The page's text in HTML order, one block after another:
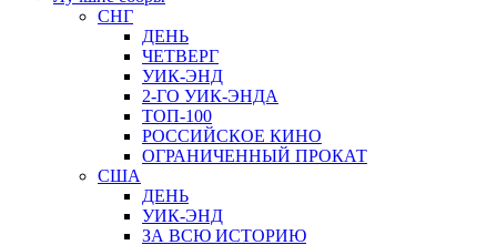
СНГ
ДЕНЬ
ЧЕТВЕРГ
УИК-ЭНД
2-ГО УИК-ЭНДА
ТОП-100
РОССИЙСКОЕ КИНО
ОГРАНИЧЕННЫЙ ПРОКАТ
США
ДЕНЬ
УИК-ЭНД
ЗА ВСЮ ИСТОРИЮ